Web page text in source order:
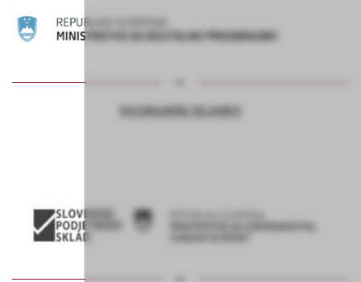
RAČUNALNIŠKE DELAVNICE